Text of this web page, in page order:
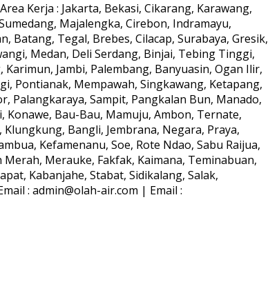
Kerja : Jakarta, Bekasi, Cikarang, Karawang,
Majalengka, Cirebon, Indramayu,
Batang, Tegal, Brebes, Cilacap, Surabaya, Gresik,
Medan, Deli Serdang, Binjai, Tebing Tinggi,
Jambi, Palembang, Banyuasin, Ogan Ilir,
Pontianak, Mempawah, Singkawang, Ketapang,
Palangkaraya, Sampit, Pangkalan Bun, Manado,
Bau-Bau, Mamuju, Ambon, Ternate,
Bangli, Jembrana, Negara, Praya,
Kefamenanu, Soe, Rote Ndao, Sabu Raijua,
Merauke, Fakfak, Kaimana, Teminabuan,
Kabanjahe, Stabat, Sidikalang, Salak,
: admin@olah-air.com | Email :